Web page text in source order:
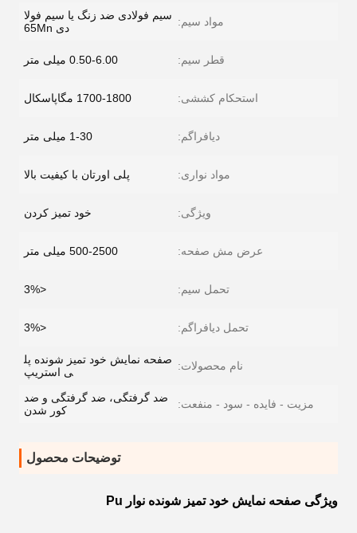
مواد سیم: سیم فولادی ضد زنگ یا سیم فولا
دی 65Mn
قطر سیم: 0.50-6.00 میلی متر
استحکام کششی: 1700-1800 مگاپاسکال
دیافراگم: 1-30 میلی متر
مواد نواری: پلی اورتان با کیفیت بالا
ویژگی: خود تمیز کردن
عرض مش صفحه: 500-2500 میلی متر
تحمل سیم: <3%
تحمل دیافراگم: <3%
نام محصولات: صفحه نمایش خود تمیز شونده پل
ی استریپ
مزیت - فایده - سود - منفعت:
ضد گرفتگی، ضد گرفتگی و ضد
کور شدن
توضیحات محصول
ویژگی صفحه نمایش خود تمیز شونده نوار Pu